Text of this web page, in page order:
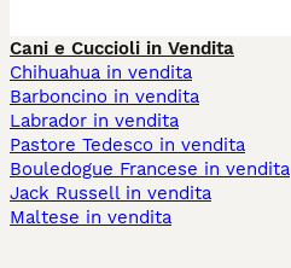
Cani e Cuccioli in Vendita
Chihuahua in vendita
Barboncino in vendita
Labrador in vendita
Pastore Tedesco in vendita
Bouledogue Francese in vendita
Jack Russell in vendita
Maltese in vendita